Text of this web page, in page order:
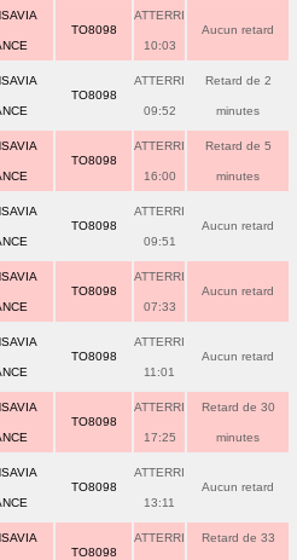
TO8098
ATTERRI
10:03
Aucun retard
TO8098
ATTERRI
09:52
Retard de 2
minutes
TO8098
ATTERRI
16:00
Retard de 5
minutes
TO8098
ATTERRI
09:51
Aucun retard
TO8098
ATTERRI
07:33
Aucun retard
TO8098
ATTERRI
11:01
Aucun retard
TO8098
ATTERRI
17:25
Retard de 30
minutes
TO8098
ATTERRI
13:11
Aucun retard
TO8098
ATTERRI Retard de 33